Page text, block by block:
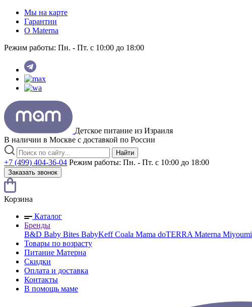
Мы на карте
Гарантии
O Materna
Режим работы: Пн. - Пт. с 10:00 до 18:00
Детское питание из Израиля
В наличии в Москве с доставкой по России
Найти
+7 (499) 404-36-04 Режим работы: Пн. - Пт. с 10:00 до 18:00
Заказать звонок
Корзина
Каталог
Бренды
B&D Baby Bites BabyKeffCoala Mama doTERRA Materna Miyoumi
Товары по возрасту
Питание Матерна
Скидки
Оплата и доставка
Контакты
В помощь маме